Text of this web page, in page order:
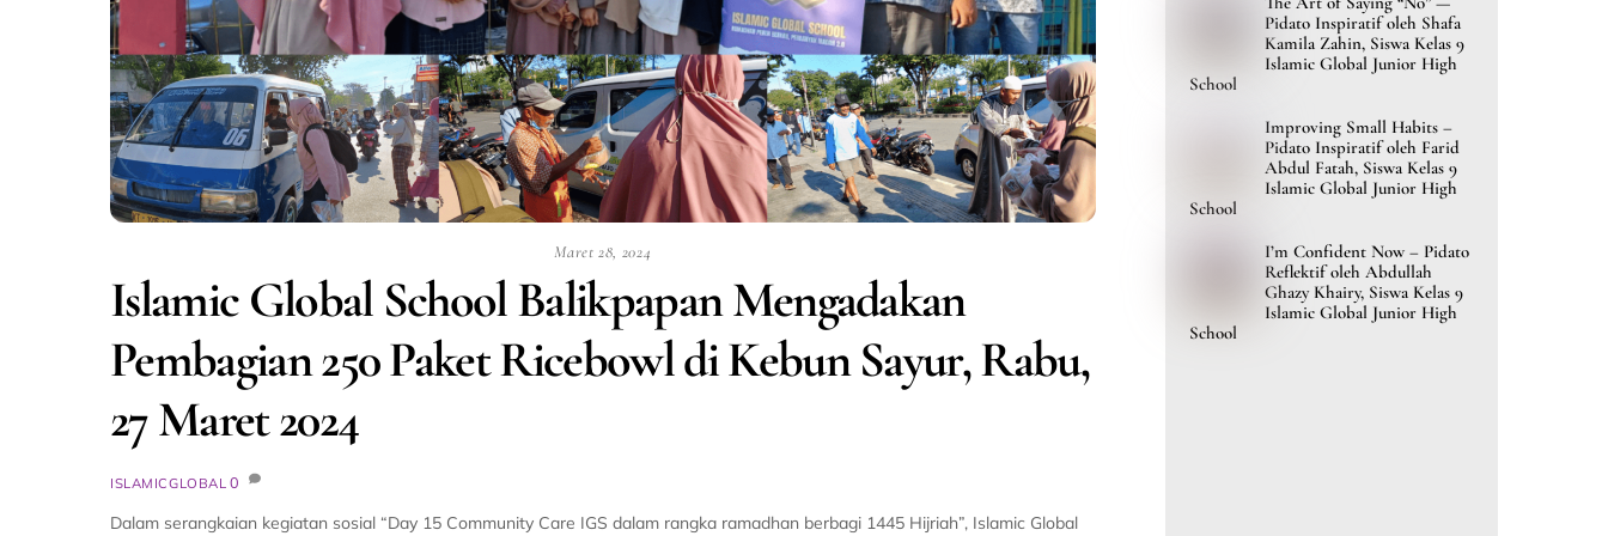
Maret 28, 2024
Islamic Global School Balikpapan Mengadakan
Pembagian 250 Paket Ricebowl di Kebun Sayur, Rabu,
27 Maret 2024
ISLAMICGLOBAL 0
Dalam serangkaian kegiatan sosial “Day 15 Community Care IGS dalam rangka ramadhan berbagi 1445 Hijriah”, Islamic Global
Pidato Inspiratif oleh Shafa
Kamila Zahin, Siswa Kelas 9
Islamic Global Junior High
School
Improving Small Habits –
Pidato Inspiratif oleh Farid
Abdul Fatah, Siswa Kelas 9
Islamic Global Junior High
School
I’m Confident Now – Pidato
Reflektif oleh Abdullah
Ghazy Khairy, Siswa Kelas 9
Islamic Global Junior High
School